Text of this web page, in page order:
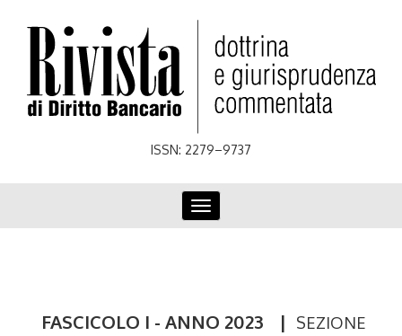
ISSN: 2279–9737
Toggle
navigation
FASCICOLO I - ANNO 2023 |
SEZIONE